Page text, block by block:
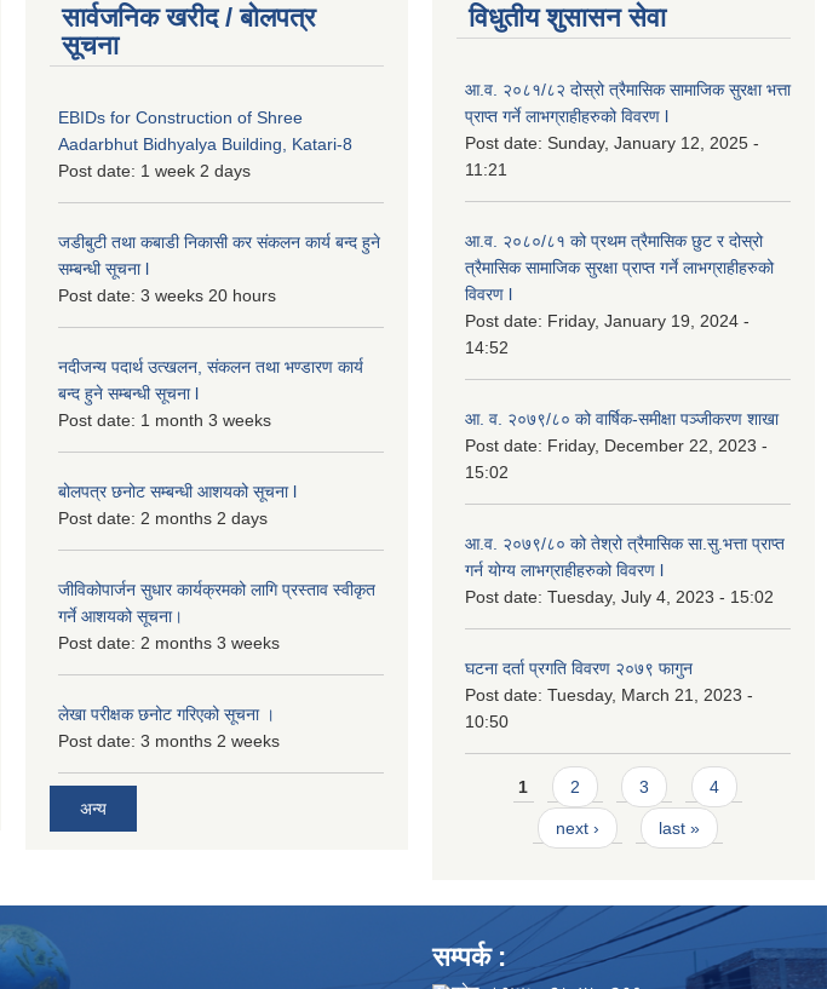
सार्वजनिक खरीद / बोलपत्र
सूचना
EBIDs for Construction of Shree
Aadarbhut Bidhyalya Building, Katari-8
Post date: 1 week 2 days
जडीबुटी तथा कबाडी निकासी कर संकलन कार्य बन्द हुने
सम्बन्धी सूचना l
Post date: 3 weeks 20 hours
नदीजन्य पदार्थ उत्खलन, संकलन तथा भण्डारण कार्य
बन्द हुने सम्बन्धी सूचना l
Post date: 1 month 3 weeks
बोलपत्र छनोट सम्बन्धी आशयको सूचना l
Post date: 2 months 2 days
जीविकोपार्जन सुधार कार्यक्रमको लागि प्रस्ताव स्वीकृत
गर्ने आशयको सूचना।
Post date: 2 months 3 weeks
लेखा परीक्षक छनोट गरिएको सूचना ।
Post date: 3 months 2 weeks
अन्य
विधुतीय शुसासन सेवा
आ.व. २०८१/८२ दोस्रो त्रैमासिक सामाजिक सुरक्षा भत्ता
प्राप्त गर्ने लाभग्राहीहरुको विवरण l
Post date: Sunday, January 12, 2025 -
11:21
आ.व. २०८०/८१ को प्रथम त्रैमासिक छुट र दोस्रो
त्रैमासिक सामाजिक सुरक्षा प्राप्त गर्ने लाभग्राहीहरुको
विवरण l
Post date: Friday, January 19, 2024 -
14:52
आ. व. २०७९/८० को वार्षिक-समीक्षा पञ्जीकरण शाखा
Post date: Friday, December 22, 2023 -
15:02
आ.व. २०७९/८० को तेश्रो त्रैमासिक सा.सु.भ‍त्ता प्राप्त
गर्न योग्य लाभग्राहीहरुको विवरण l
Post date: Tuesday, July 4, 2023 - 15:02
घटना दर्ता प्रगति विवरण २०७९ फागुन
Post date: Tuesday, March 21, 2023 -
10:50
Pages
1 2 3 4
next › last »
सम्पर्क :